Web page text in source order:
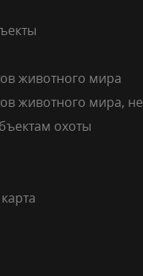
животного мира
животного мира, не
охоты